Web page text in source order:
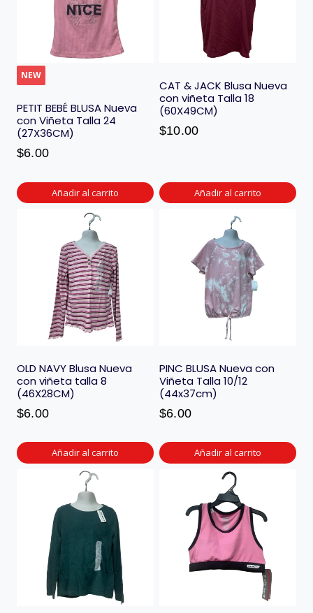
NEW
PETIT BEBÉ BLUSA Nueva
con Viñeta Talla 24
(27X36CM)
$6.00
Añadir al carrito
CAT & JACK Blusa Nueva
con viñeta Talla 18
(60X49CM)
$10.00
Añadir al carrito
OLD NAVY Blusa Nueva
con viñeta talla 8
(46X28CM)
$6.00
Añadir al carrito
PINC BLUSA Nueva con
Viñeta Talla 10/12
(44x37cm)
$6.00
Añadir al carrito